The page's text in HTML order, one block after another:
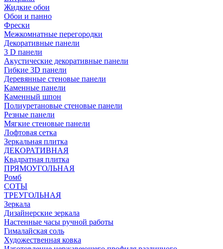
Жидкие обои
Обои и панно
Фрески
Межкомнатные перегородки
Декоративные панели
3 D панели
Акустические декоративные панели
Гибкие 3D панели
Деревянные стеновые панели
Каменные панели
Каменный шпон
Полиуретановые стеновые панели
Резные панели
Мягкие стеновые панели
Лофтовая сетка
Зеркальная плитка
ДЕКОРАТИВНАЯ
Квадратная плитка
ПРЯМОУГОЛЬНАЯ
Ромб
СОТЫ
ТРЕУГОЛЬНАЯ
Зеркала
Дизайнерские зеркала
Настенные часы ручной работы
Гималайская соль
Художественная ковка